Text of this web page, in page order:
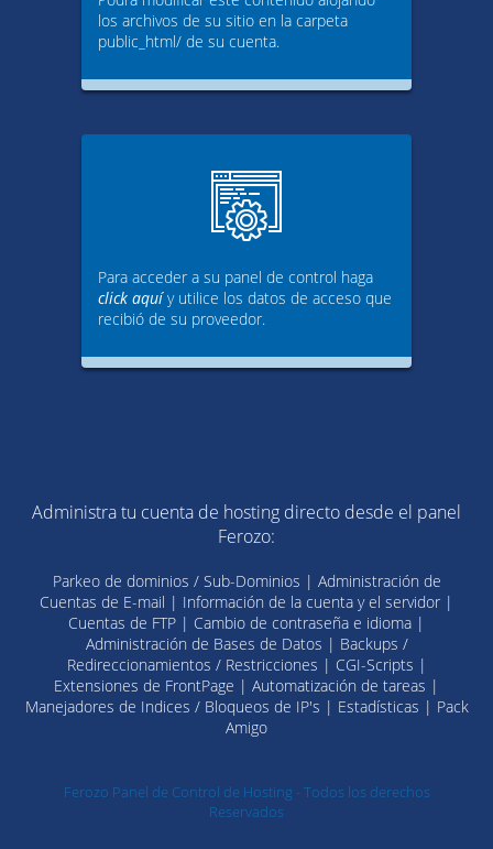
los archivos de su sitio en la carpeta
public_html/ de su cuenta.
Para acceder a su panel de control haga
click aquíy utilice los datos de acceso que
recibió de su proveedor.
Administra tu cuenta de hosting directo desde el panel
Ferozo:
Parkeo de dominios / Sub-Dominios | Administración de
Cuentas de E-mail | Información de la cuenta y el servidor |
Cuentas de FTP | Cambio de contraseña e idioma |
Administración de Bases de Datos | Backups /
Redireccionamientos / Restricciones | CGI-Scripts |
Extensiones de FrontPage | Automatización de tareas |
Manejadores de Indices / Bloqueos de IP's | Estadísticas | Pack
Amigo
Ferozo Panel de Control de Hosting - Todos los derechos
Reservados